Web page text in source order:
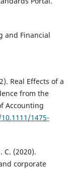
and Financial
Real Effects of a
from the
Accounting
1475-
C. (2020).
corporate